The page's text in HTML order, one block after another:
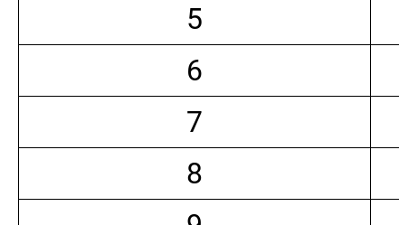
5
6
7
8